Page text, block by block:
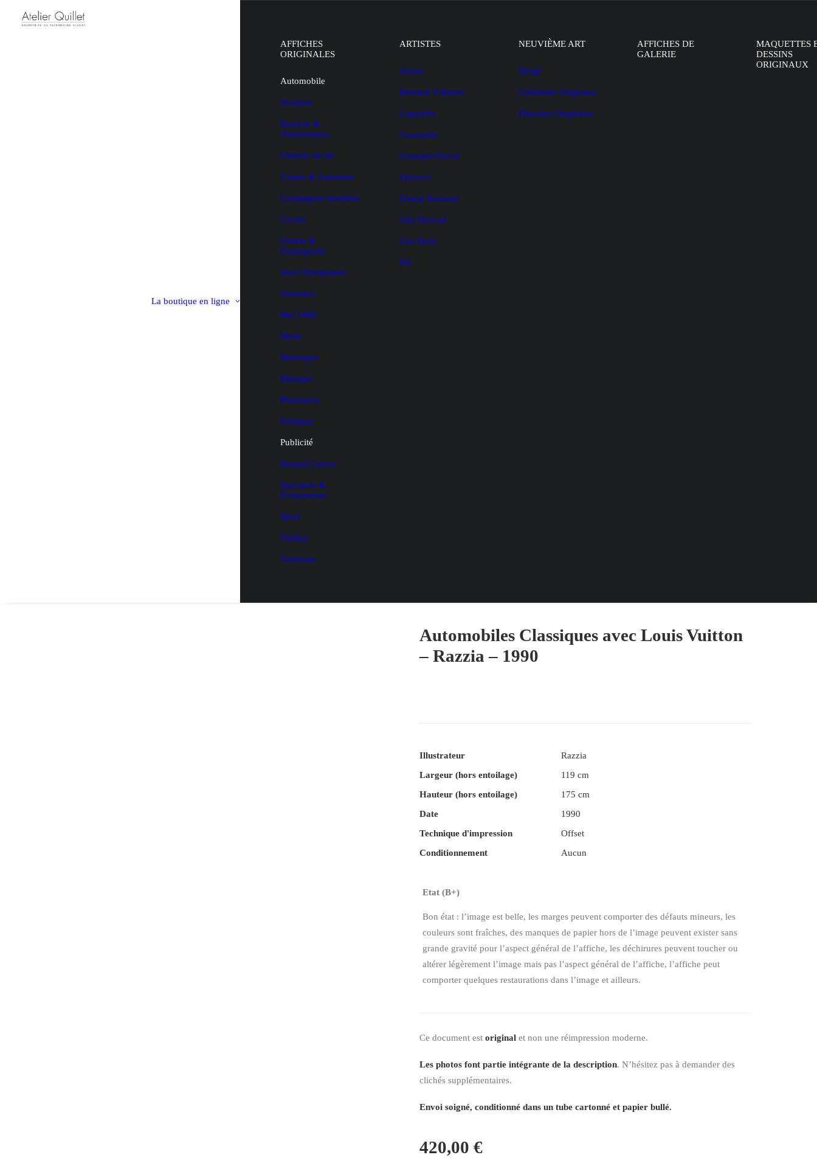
La boutique en ligne
AFFICHES
ORIGINALES
Automobile
Aviation
Boisson &
Alimentation
Chemin de fer
Cirque & Automate
Compagnie maritime
Cycles
Guerre &
Propagande
Jeux Olympiques
Journaux
Mai 1968
Mode
Montagne
Musique
Pharmacie
Politique
Publicité
Roland Garros
Spectacle &
Évènements
Sport
Théâtre
Tourisme
ARTISTES
Auriac
Bernard Villemot
Cappiello
Cassandre
Constant-Duval
Falcucci
Firmin Bouisset
Géo Dorival
Géo Ham
Pal
NEUVIÈME ART
Hergé
Celluloïds Originaux
Planches Originales
AFFICHES DE
GALERIE
MAQUETTES
DESSINS
ORIGINAUX
Automobiles Classiques avec Louis Vuitton
– Razzia – 1990
Illustrateur
Razzia
Largeur (hors entoilage)
119 cm
Hauteur (hors entoilage)
175 cm
Date
1990
Technique d'impression
Offset
Conditionnement
Aucun
Etat (B+)
Bon état : l’image est belle, les marges peuvent comporter des défauts mineurs, les
couleurs sont fraîches, des manques de papier hors de l’image peuvent exister sans
grande gravité pour l’aspect général de l’affiche, les déchirures peuvent toucher ou
altérer légèrement l’image mais pas l’aspect général de l’affiche, l’affiche peut
comporter quelques restaurations dans l’image et ailleurs.
Ce document est original et non une réimpression moderne.
Les photos font partie intégrante de la description. N’hésitez pas à demander des
clichés supplémentaires.
Envoi soigné, conditionné dans un tube cartonné et papier bullé.
420,00 €